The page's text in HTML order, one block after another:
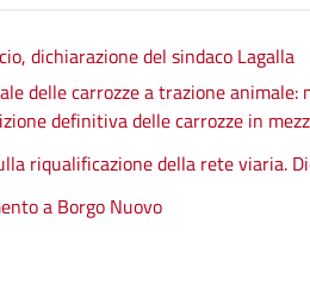
dichiarazione del sindaco Lagalla
delle carrozze a trazione
definitiva delle carrozze in
riqualificazione della rete viaria.
a Borgo Nuovo